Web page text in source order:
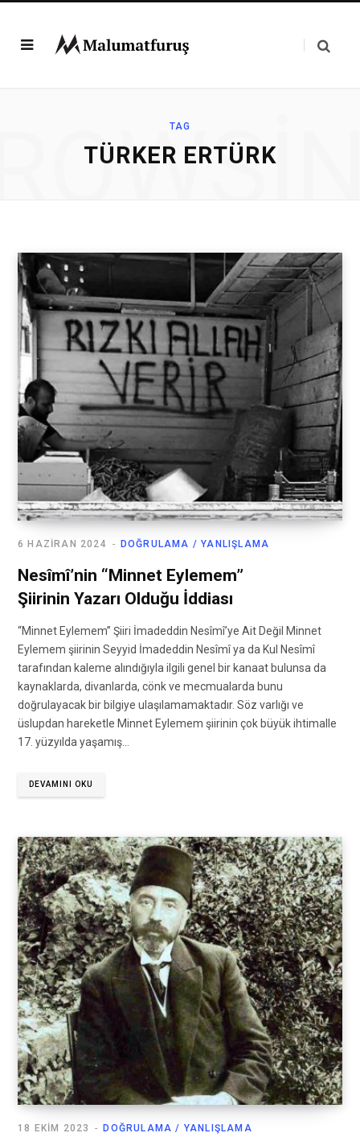
TAG
TÜRKER ERTÜRK
DOĞRULAMA / YANLIŞLAMA
6 HAZIRAN 2024
Nesîmî’nin “Minnet Eylemem”
Şiirinin Yazarı Olduğu İddiası
“Minnet Eylemem” Şiiri İmadeddin Nesîmî’ye Ait Değil Minnet
Eylemem şiirinin Seyyid İmadeddin Nesîmî ya da Kul Nesîmî
tarafından kaleme alındığıyla ilgili genel bir kanaat bulunsa da
kaynaklarda, divanlarda, cönk ve mecmualarda bunu
doğrulayacak bir bilgiye ulaşılamamaktadır. Söz varlığı ve
üslupdan hareketle Minnet Eylemem şiirinin çok büyük ihtimalle
17. yüzyılda yaşamış…
DEVAMINI OKU
DOĞRULAMA / YANLIŞLAMA
18 EKIM 2023